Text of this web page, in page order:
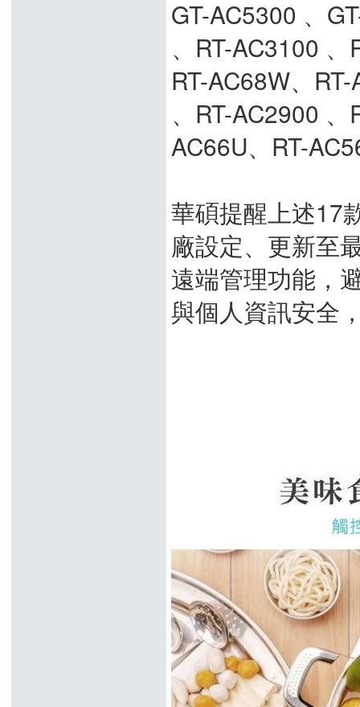
GT-AC5300 、
、RT-AC3100
RT-AC68W、
、RT-AC2900
AC66U、RT-
華碩提醒上述17
廠設定、更新至
遠端管理功能，
與個人資訊安全